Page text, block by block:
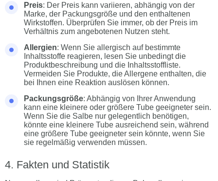
Preis: Der Preis kann variieren, abhängig von der
Marke, der Packungsgröße und den enthaltenen
Wirkstoffen. Überprüfen Sie immer, ob der Preis im
Verhältnis zum angebotenen Nutzen steht.
Allergien: Wenn Sie allergisch auf bestimmte
Inhaltsstoffe reagieren, lesen Sie unbedingt die
Produktbeschreibung und die Inhaltsstoffliste.
Vermeiden Sie Produkte, die Allergene enthalten, die
bei Ihnen eine Reaktion auslösen können.
Packungsgröße: Abhängig von Ihrer Anwendung
kann eine kleinere oder größere Tube geeigneter sein.
Wenn Sie die Salbe nur gelegentlich benötigen,
könnte eine kleinere Tube ausreichend sein, während
eine größere Tube geeigneter sein könnte, wenn Sie
sie regelmäßig verwenden müssen.
Fakten und Statistik